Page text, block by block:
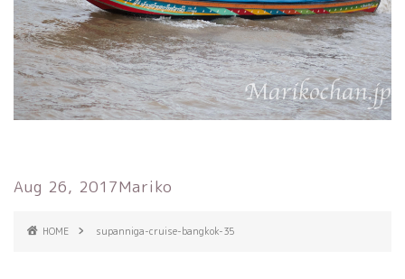
Aug 26, 2017Mariko
HOME supanniga-cruise-bangkok-35